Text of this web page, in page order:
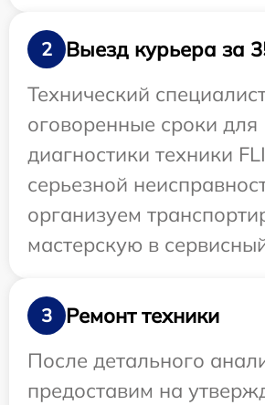
2
Выезд курьера за
Технический
оговоренные сроки для
диагностики техники
серьезной
организуем
мастерскую в
3
Ремонт техники
После детального
предоставим на